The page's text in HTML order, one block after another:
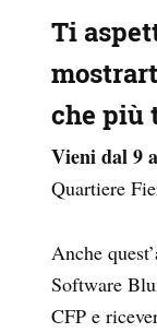
Ti
che più
Vieni dal 9
Quartiere
Anche
Software
CFP e